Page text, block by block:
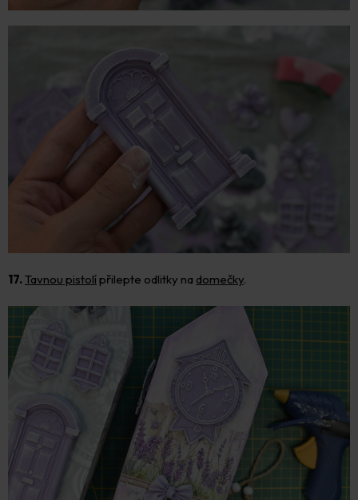
17. Tavnou pistolípřilepte odlitky na domečky.